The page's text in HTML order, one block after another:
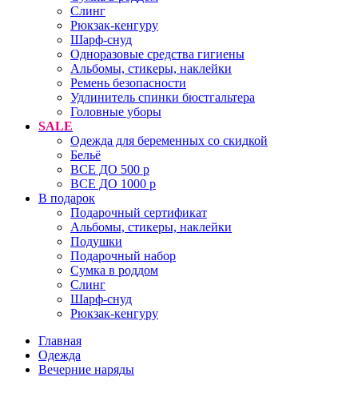
Cлинг
Рюкзак-кенгуру
Шарф-снуд
Одноразовые средства гигиены
Альбомы, стикеры, наклейки
Ремень безопасности
Удлинитель спинки бюстгальтера
Головные уборы
SALE
Одежда для беременных со скидкой
Бельё
ВСЕ ДО 500 р
ВСЕ ДО 1000 р
В подарок
Подарочный сертификат
Альбомы, стикеры, наклейки
Подушки
Подарочный набор
Сумка в роддом
Слинг
Шарф-снуд
Рюкзак-кенгуру
Главная
Одежда
Вечерние наряды